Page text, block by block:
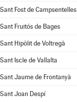
Sant Fost de Campsentelles
Sant Fruitós de Bages
Sant Hipòlit de Voltregà
Sant Iscle de Vallalta
Sant Jaume de Frontanyà
Sant Joan Despí